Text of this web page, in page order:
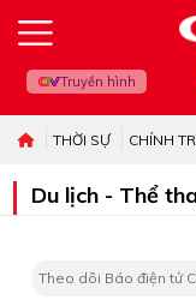
Truyền hình
THỜI SỰ CHÍNH
Du lịch - Thể
Theo dõi Báo điện tử